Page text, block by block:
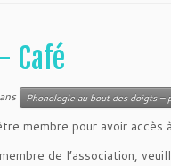
Café
Phonologie au bout des doigts –
membre pour avoir accès
de l’association,